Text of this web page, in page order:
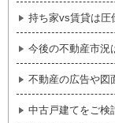
持ち家vs賃貸は圧
今後の不動産市況
不動産の広告や図
中古戸建てをご